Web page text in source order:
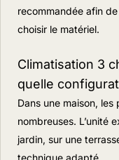
recommandée afin
choisir le matériel.
Climatisation 3
quelle
Dans une maison,
nombreuses. L’unité
jardin, sur une
technique adapté.